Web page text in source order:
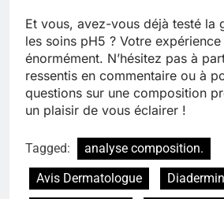
Et vous, avez-vous déjà testé la
les soins pH5 ? Votre expérience
énormément. N’hésitez pas à
ressentis en commentaire ou à
questions sur une composition
un plaisir de vous éclairer !
Tagged:
analyse composition.
Avis Dermatologue